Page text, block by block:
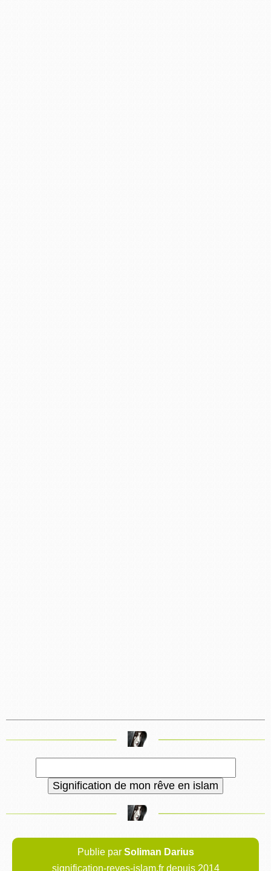
Publie par Soliman Darius
signification-reves-islam.fr depuis 2014